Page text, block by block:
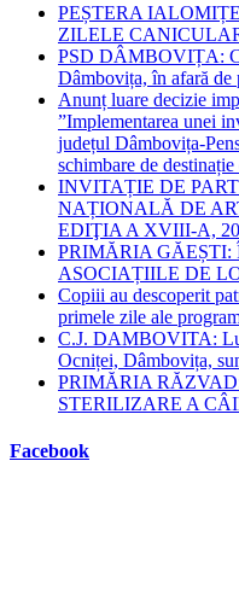
PEȘTERA
ZILELE
PSD DÂMBOVIȚA:
Dâmbovița, în afară de
Anunț luare decizie
”Implementarea unei
județul Dâmbovița-
schimbare de
INVITAȚIE DE
NAȚIONALĂ DE
EDIŢIA A XVIII-A,
PRIMĂRIA
ASOCIAȚIILE DE
Copiii au descoperit
primele zile ale
C.J. DAMBOVITA:
Ocniței, Dâmbovița,
PRIMĂRIA
STERILIZARE A
Facebook